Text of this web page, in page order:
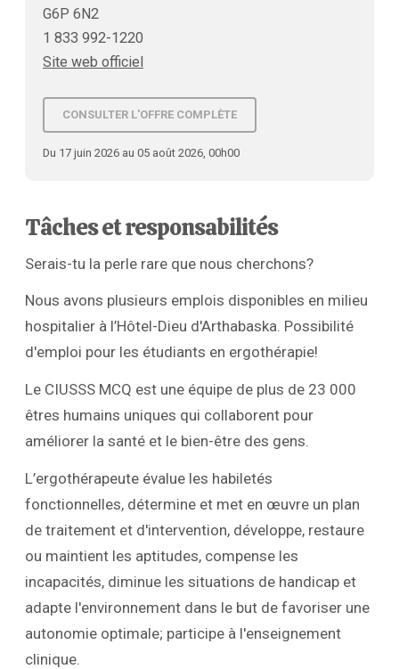
G6P 6N2
1 833 992-1220
Site web officiel
CONSULTER L'OFFRE COMPLÈTE
Du 17 juin 2026 au 05 août 2026, 00h00
Tâches et responsabilités
Serais-tu la perle rare que nous cherchons?
Nous avons plusieurs emplois disponibles en milieu
hospitalier à l’Hôtel-Dieu d'Arthabaska. Possibilité
d'emploi pour les étudiants en ergothérapie!
Le CIUSSS MCQ est une équipe de plus de 23 000
êtres humains uniques qui collaborent pour
améliorer la santé et le bien-être des gens.
L’ergothérapeute évalue les habiletés
fonctionnelles, détermine et met en œuvre un plan
de traitement et d'intervention, développe, restaure
ou maintient les aptitudes, compense les
incapacités, diminue les situations de handicap et
adapte l'environnement dans le but de favoriser une
autonomie optimale; participe à l'enseignement
clinique.